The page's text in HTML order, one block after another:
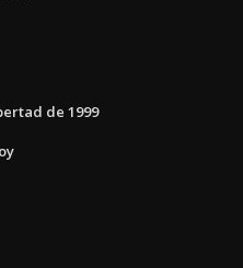
de 1999